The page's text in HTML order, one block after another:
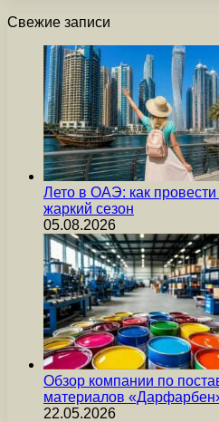
Свежие записи
Лето в ОАЭ: как
жаркий сезон
05.08.2026
Обзор компании по
материалов
22.05.2026